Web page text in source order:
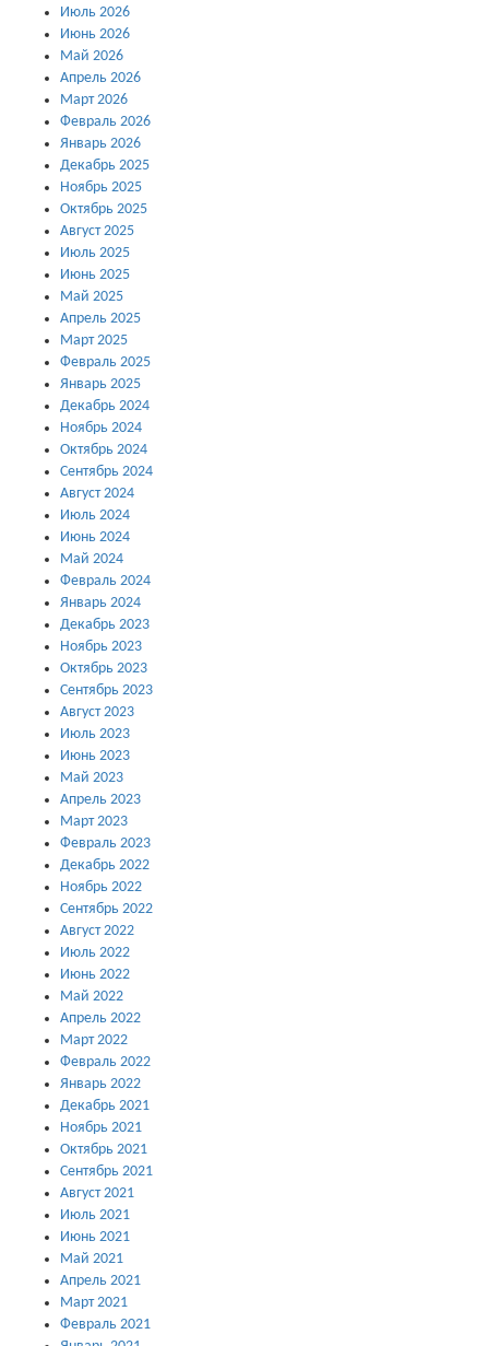
Июль 2026
Июнь 2026
Май 2026
Апрель 2026
Март 2026
Февраль 2026
Январь 2026
Декабрь 2025
Ноябрь 2025
Октябрь 2025
Август 2025
Июль 2025
Июнь 2025
Май 2025
Апрель 2025
Март 2025
Февраль 2025
Январь 2025
Декабрь 2024
Ноябрь 2024
Октябрь 2024
Сентябрь 2024
Август 2024
Июль 2024
Июнь 2024
Май 2024
Февраль 2024
Январь 2024
Декабрь 2023
Ноябрь 2023
Октябрь 2023
Сентябрь 2023
Август 2023
Июль 2023
Июнь 2023
Май 2023
Апрель 2023
Март 2023
Февраль 2023
Декабрь 2022
Ноябрь 2022
Сентябрь 2022
Август 2022
Июль 2022
Июнь 2022
Май 2022
Апрель 2022
Март 2022
Февраль 2022
Январь 2022
Декабрь 2021
Ноябрь 2021
Октябрь 2021
Сентябрь 2021
Август 2021
Июль 2021
Июнь 2021
Май 2021
Апрель 2021
Март 2021
Февраль 2021